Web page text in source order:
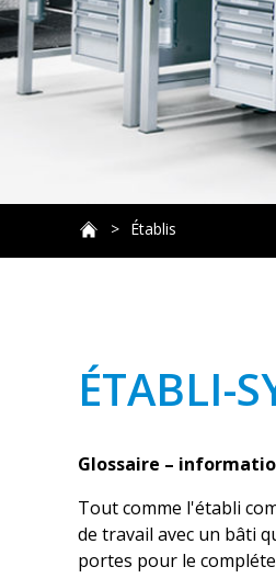
Établis
ÉTABLI-
Glossaire –
Tout comme l'établi
de travail avec un bâti
portes pour le